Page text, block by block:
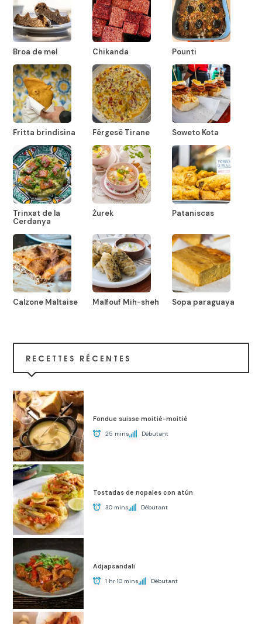
Broa de mel Chikanda Pounti
Fritta brindisina Fërgesë Tirane Soweto Kota
Trinxat de la
Cerdanya
Żurek Pataniscas
Calzone Maltaise Malfouf Mih-sheh Sopa paraguaya
RECETTES RÉCENTES
Fondue suisse moitié-moitié
25 mins Débutant
Tostadas de nopales con atún
30 mins Débutant
Adjapsandali
1 hr 10 mins Débutant